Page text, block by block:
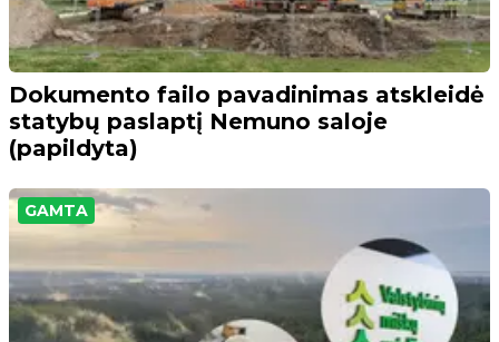
Dokumento failo pavadinimas atskleidė
statybų paslaptį Nemuno saloje
(papildyta)
GAMTA